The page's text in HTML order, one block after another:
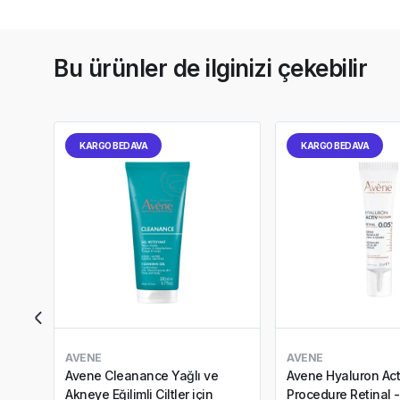
Bu ürünler de ilginizi çekebilir
KARGO BEDAVA
AVENE
Avene Cleanance Yağlı ve
Akneye Eğilimli Ciltler için
KARGO BEDAVA
AVENE
Avene Hyaluron
Procedure Retinal